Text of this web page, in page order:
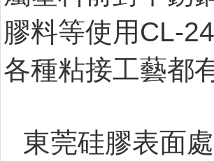
膠料等使用CL-24S-
各種粘接工藝都有
東莞硅膠表面